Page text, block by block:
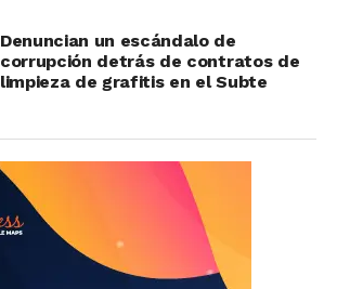
Denuncian un escándalo de
corrupción detrás de contratos de
limpieza de grafitis en el Subte